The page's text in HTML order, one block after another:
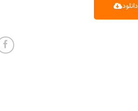
دانلود